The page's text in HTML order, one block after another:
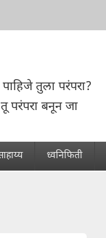
तुला परंपरा?
परंपरा बनून जा
ध्वनिफिती